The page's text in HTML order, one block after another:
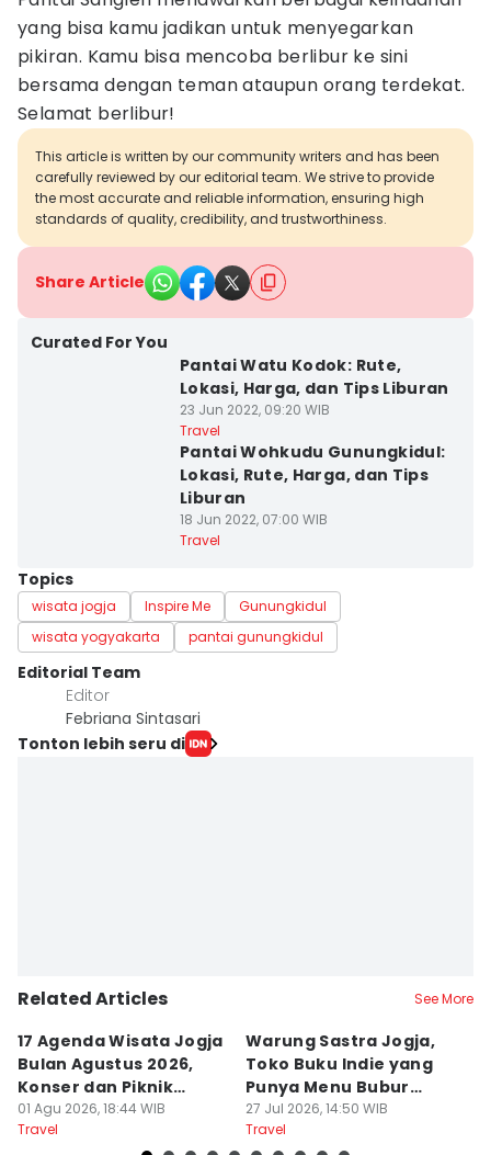
yang bisa kamu jadikan untuk menyegarkan
pikiran. Kamu bisa mencoba berlibur ke sini
bersama dengan teman ataupun orang terdekat.
Selamat berlibur!
This article is written by our community writers and has been
carefully reviewed by our editorial team. We strive to provide
the most accurate and reliable information, ensuring high
standards of quality, credibility, and trustworthiness.
Share Article
Curated For You
Pantai Watu Kodok: Rute,
Lokasi, Harga, dan Tips Liburan
23 Jun 2022, 09:20 WIB
Travel
Pantai Wohkudu Gunungkidul:
Lokasi, Rute, Harga, dan Tips
Liburan
18 Jun 2022, 07:00 WIB
Travel
Topics
wisata jogja Inspire Me
Gunungkidul
wisata yogyakarta
pantai gunungkidul
Editorial Team
Editor
Febriana Sintasari
Tonton lebih seru di
Related Articles See More
17 Agenda Wisata Jogja
Bulan Agustus 2026,
Konser dan Piknik
Literasi
01 Agu 2026, 18:44 WIB
Travel
Warung Sastra Jogja,
Toko Buku Indie yang
Punya Menu Bubur
Manado
27 Jul 2026, 14:50 WIB
Travel